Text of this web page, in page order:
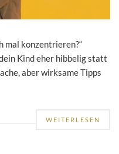
mal konzentrieren?“
Kind eher hibbelig statt
aber wirksame Tipps
WEITERLESEN